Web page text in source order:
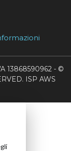
13868590962 - ©
ISP AWS